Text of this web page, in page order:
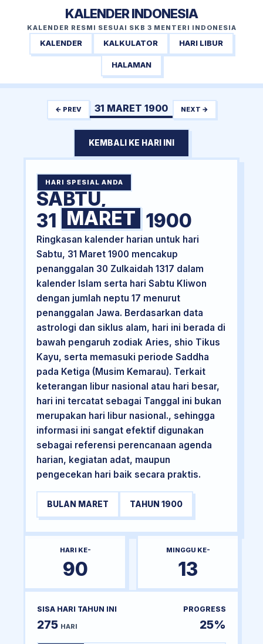
KALENDER INDONESIA
KALENDER RESMI SESUAI SKB 3 MENTERI INDONESIA
KALENDER KALKULATOR HARI LIBUR
HALAMAN
← PREV 31 MARET 1900 NEXT →
KEMBALI KE HARI INI
HARI SPESIAL ANDA
SABTU,
31 MARET 1900
Ringkasan kalender harian untuk hari
Sabtu, 31 Maret 1900 mencakup
penanggalan 30 Zulkaidah 1317 dalam
kalender Islam serta hari Sabtu Kliwon
dengan jumlah neptu 17 menurut
penanggalan Jawa. Berdasarkan data
astrologi dan siklus alam, hari ini berada di
bawah pengaruh zodiak Aries, shio Tikus
Kayu, serta memasuki periode Saddha
pada Ketiga (Musim Kemarau). Terkait
keterangan libur nasional atau hari besar,
hari ini tercatat sebagai Tanggal ini bukan
merupakan hari libur nasional., sehingga
informasi ini sangat efektif digunakan
sebagai referensi perencanaan agenda
harian, kegiatan adat, maupun
pengecekan hari baik secara praktis.
BULAN MARET TAHUN 1900
HARI KE-
90
MINGGU KE-
13
SISA HARI TAHUN INI
275 HARI
PROGRESS
25%